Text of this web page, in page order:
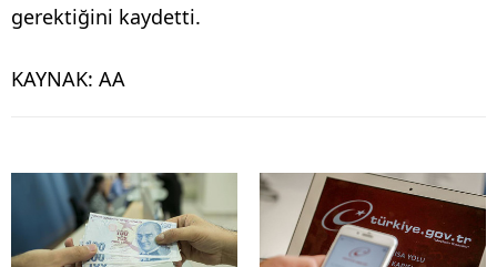
gerektiğini kaydetti.
KAYNAK: AA